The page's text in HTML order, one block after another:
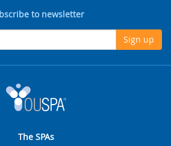
to newsletter
Sign up
The SPAs